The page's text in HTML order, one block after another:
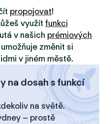
propojovat!
využít funkci
v našich prémiových
změnit si
v jiném městě.
na dosah s funkcí
na světě.
– prostě